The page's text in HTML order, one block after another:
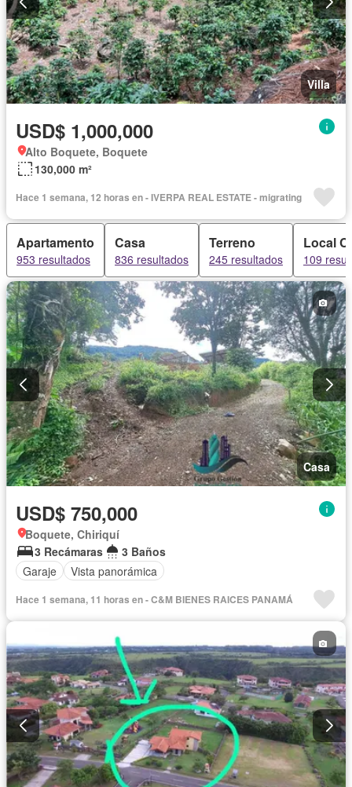
Villa
USD$ 1,000,000
Alto Boquete, Boquete
130,000 m²
Hace 1 semana, 12 horas en - IVERPA REAL ESTATE - migrating
Apartamento
953 resultados
Casa
836 resultados
Terreno
245 resultados
Local
109
Casa
USD$ 750,000
Boquete, Chiriquí
3 Recámaras
3 Baños
Garaje
Vista panorámica
Hace 1 semana, 11 horas en - C&M BIENES RAICES PANAMÁ